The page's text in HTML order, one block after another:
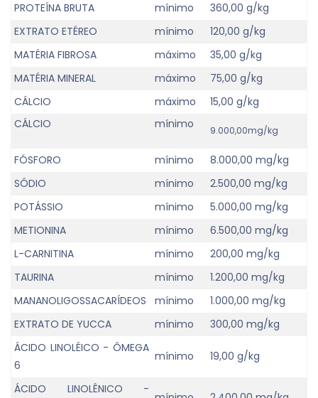
PROTEÍNA BRUTA
mínimo
360,00 g/kg
EXTRATO ETÉREO
mínimo
120,00 g/kg
MATÉRIA FIBROSA
máximo
35,00 g/kg
MATÉRIA MINERAL
máximo
75,00 g/kg
CÁLCIO
máximo
15,00 g/kg
CÁLCIO
mínimo 9.000,00mg/kg
FÓSFORO mínimo
8.000,00 mg/kg
SÓDIO
mínimo
2.500,00 mg/kg
POTÁSSIO
mínimo
5.000,00 mg/kg
METIONINA
mínimo
6.500,00 mg/kg
L-CARNITINA
mínimo
200,00 mg/kg
TAURINA
mínimo
1.200,00 mg/kg
MANANOLIGOSSACARÍDEOS
mínimo
1.000,00 mg/kg
EXTRATO DE YUCCA
mínimo
300,00 mg/kg
ÁCIDO LINOLÉICO - ÔMEGA
6
mínimo 19,00 g/kg
ÁCIDO LINOLÊNICO -